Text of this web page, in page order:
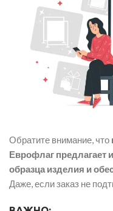
Обратите внимание, что
Еврофлаг предлагает
образца изделия и
Даже, если заказ не